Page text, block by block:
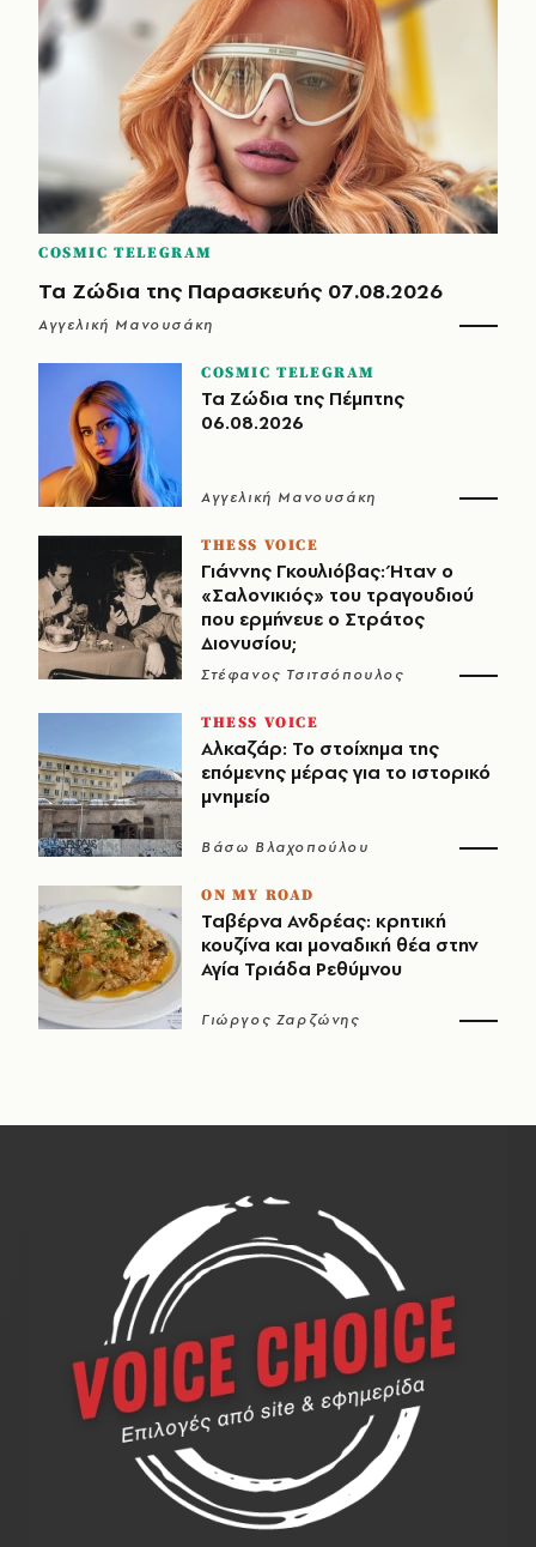
COSMIC TELEGRAM
Τα Ζώδια της Παρασκευής 07.08.2026
Αγγελική Μανουσάκη
COSMIC TELEGRAM
Τα Ζώδια της Πέμπτης
06.08.2026
Αγγελική Μανουσάκη
THESS VOICE
Γιάννης Γκουλιόβας: Ήταν ο
«Σαλονικιός» του τραγουδιού
που ερμήνευε ο Στράτος
Διονυσίου;
Στέφανος Τσιτσόπουλος
THESS VOICE
Αλκαζάρ: Το στοίχημα της
επόμενης μέρας για το ιστορικό
μνημείο
Βάσω Βλαχοπούλου
ON MY ROAD
Ταβέρνα Ανδρέας: κρητική
κουζίνα και μοναδική θέα στην
Αγία Τριάδα Ρεθύμνου
Γιώργος Ζαρζώνης